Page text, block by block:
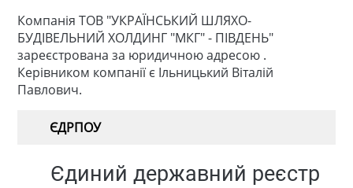
Компанія ТОВ "УКРАЇНСЬКИЙ ШЛЯХО-
БУДІВЕЛЬНИЙ ХОЛДИНГ "МКГ" - ПІВДЕНЬ"
зареєстрована за юридичною адресою .
Керівником компанії є Ільницький Віталій
Павлович.
ЄДРПОУ
Єдиний державний реєстр